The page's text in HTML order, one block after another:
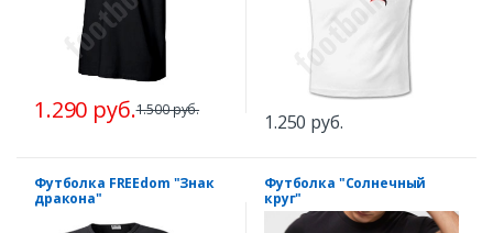
1.290 руб.1.500 руб.
1.250 руб.
Футболка FREEdom "Знак
дракона"
Футболка "Солнечный
круг"